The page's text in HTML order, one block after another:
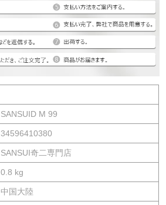
SANSUID M 99
34596410380
SANSUI奇二専門店
0.8 kg
中国大陸